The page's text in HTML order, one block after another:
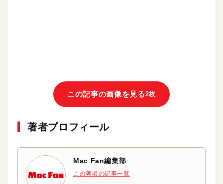
この記事の画像を見る2枚
著者プロフィール
Mac Fan編集部
この著者の記事一覧